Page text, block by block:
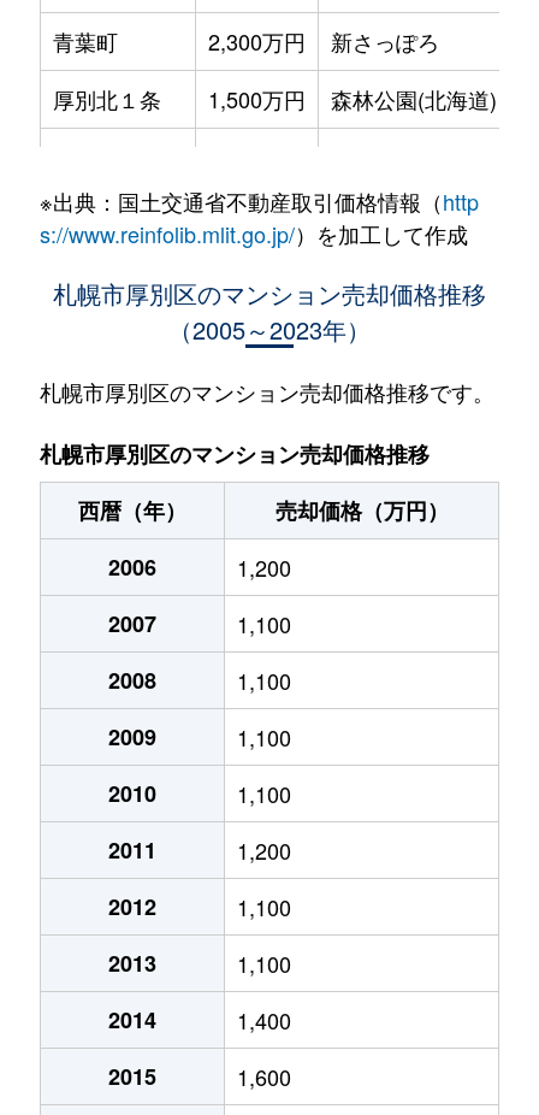
青葉町
2,300万円
新さっぽろ
厚別北１条
1,500万円
森林公園(北海道)
厚別北３条
3,200万円
森林公園(北海道)
2,500万円
森林公園(北海道)
厚別中央１条
2,900万円
さっぽろ(札幌市営)
厚別中央１条
2,800万円
さっぽろ(札幌市営)
厚別中央１条
4,800万円
新さっぽろ
厚別中央１条
6,100万円
厚別中央１条
6,200万円
厚別中央１条
3,900万円
厚別中央１条
2,000万円
厚別中央１条
1,600万円
厚別中央１条
1,800万円
厚別中央１条
1,800万円
厚別中央２条
3,500万円
厚別中央２条
1,900万円
厚別中央２条
3,200万円
※出典：国土交通省不動産取引価格情報（http
s://www.reinfolib.mlit.go.jp/）を加工して作成
札幌市厚別区のマンション売却価格推移
（2005～2023年）
札幌市厚別区のマンション売却価格推移です。
札幌市厚別区のマンション売却価格推移
西暦（年）
売却価格（万円）
2006
1,200
2007
1,100
2008
1,100
2009
1,100
2010
1,100
2011
1,200
2012
1,100
2013
1,100
2014
1,400
2015
1,600